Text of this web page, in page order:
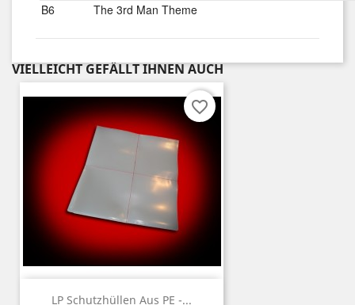
B6
The 3rd Man Theme
VIELLEICHT GEFÄLLT IHNEN AUCH
LP Schutzhüllen Aus PE -...
favorite_border